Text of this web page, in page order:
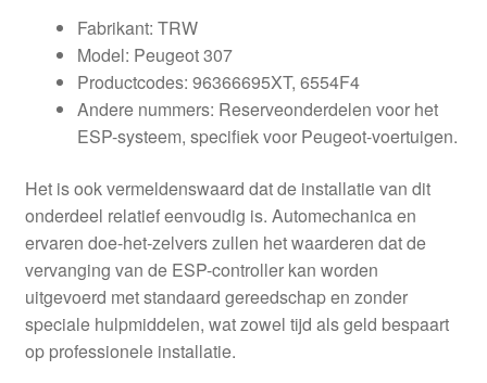
Fabrikant: TRW
Model: Peugeot 307
Productcodes: 96366695XT, 6554F4
Andere nummers: Reserveonderdelen voor het
ESP-systeem, specifiek voor Peugeot-voertuigen.
Het is ook vermeldenswaard dat de installatie van dit
onderdeel relatief eenvoudig is. Automechanica en
ervaren doe-het-zelvers zullen het waarderen dat de
vervanging van de ESP-controller kan worden
uitgevoerd met standaard gereedschap en zonder
speciale hulpmiddelen, wat zowel tijd als geld bespaart
op professionele installatie.